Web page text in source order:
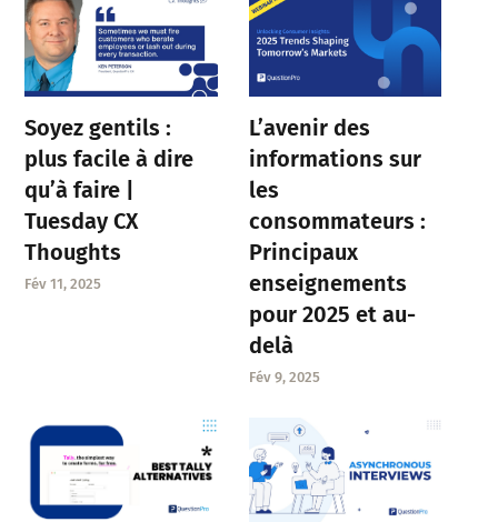
Soyez gentils :
plus facile à dire
qu’à faire |
Tuesday CX
Thoughts
Fév 11, 2025
L’avenir des
informations sur
les
consommateurs :
Principaux
enseignements
pour 2025 et au-
delà
Fév 9, 2025